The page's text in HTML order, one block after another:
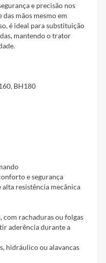
e precisão nos
mãos mesmo em
é ideal para substituição
mantendo o trator
BH180
e segurança
resistência mecânica
com rachaduras ou folgas
aderência durante a
hidráulico ou alavancas